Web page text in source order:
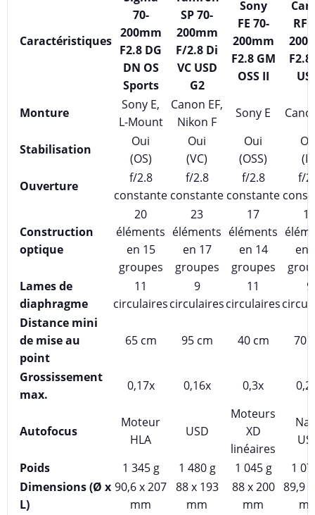
Caractéristiques
70-
200mm
F2.8 DG
DN OS
Sports
SP 70-
200mm
F/2.8 Di
VC USD
G2
Sony
FE 70-
200mm
F2.8 GM
OSS II
RF
Monture
Sony E,
L-Mount
Canon EF,
Nikon F
Sony E
Stabilisation
Oui
(OS)
Oui
(VC)
Oui
(OSS)
Ouverture
f/2.8
constante
f/2.8
constante
f/2.8
constante
f/
Construction
optique
20
éléments
en 15
groupes
23
éléments
en 17
groupes
17
éléments
en 14
groupes
17
en
Lames de
diaphragme
11
circulaires
9
circulaires
11
circulaires
9
Distance mini
de mise au
point
65 cm 95 cm 40 cm 70
Grossissement
max.
0,17x 0,16x 0,3x
Autofocus
Moteur
HLA
USD
Moteurs
XD
linéaires
Poids
1 345 g 1 480 g 1 045 g
1
Dimensions (Ø x
L)
90,6 x 207
mm
88 x 193
mm
88 x 200
mm
89,9